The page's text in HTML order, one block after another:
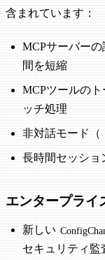
含まれています：
MCPサーバー
間を短縮
MCPツールの
ッチ処理
非対話モード（
長時間セッショ
エンタープライ
新しい
セキュリティ監